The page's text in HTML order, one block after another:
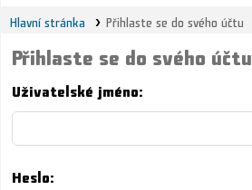
Hlavní stránka Přihlaste se do svého účtu
Přihlaste se do svého účtu
Uživatelské jméno:
Heslo: